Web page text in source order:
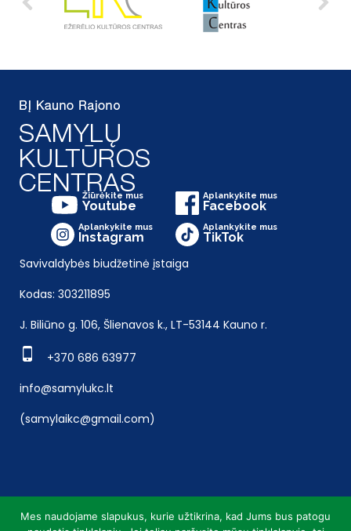
Žiūrėkite mus
Youtube
Aplankykite mus
Facebook
Aplankykite mus
Instagram
Aplankykite mus
TikTok
Savivaldybės biudžetinė įstaiga
Kodas: 303211895
J. Biliūno g. 106, Šlienavos k., LT-53144 Kauno r.
+370 686 63977
info@samylukc.lt
(samylaikc@gmail.com)
Mes naudojame slapukus, kurie užtikrina, kad Jums bus patogu